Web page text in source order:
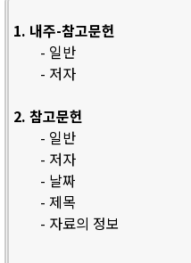
1. 내주-참고문헌
- 일반
- 저자
2. 참고문헌
- 일반
- 저자
- 날짜
- 제목
- 자료의 정보